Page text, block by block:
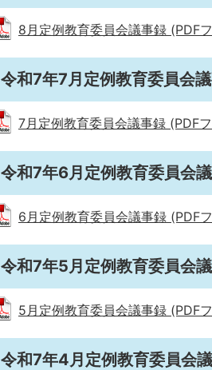
8月定例教育委員会議事録 (PDF
令和7年7月定例教育委員会
7月定例教育委員会議事録 (PDF
令和7年6月定例教育委員会
6月定例教育委員会議事録 (PDF
令和7年5月定例教育委員会
5月定例教育委員会議事録 (PDF
令和7年4月定例教育委員会